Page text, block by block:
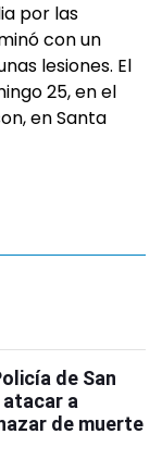
por las
con un
lesiones. El
25, en el
en Santa
de San
a
de muerte